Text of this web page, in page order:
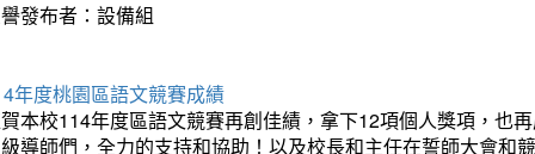
發布者：設備組
年度桃園區語文競賽成績
本校114年度區語文競賽再創佳績，拿下12項個人獎項，也
導師們，全力的支持和協助！以及校長和主任在誓師大會和